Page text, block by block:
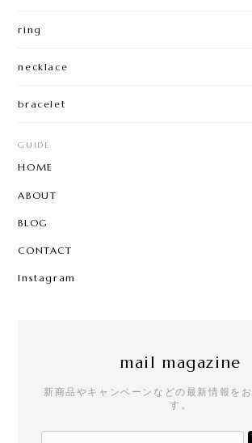
ring
necklace
bracelet
GUIDE
HOME
ABOUT
BLOG
CONTACT
Instagram
mail magazine
新商品やキャンペーンなどの最新情報を
す。